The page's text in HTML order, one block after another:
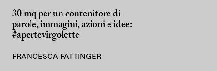
30 mq per un contenitore di
parole, immagini, azioni e idee:
#apertevirgolette
FRANCESCA FATTINGER